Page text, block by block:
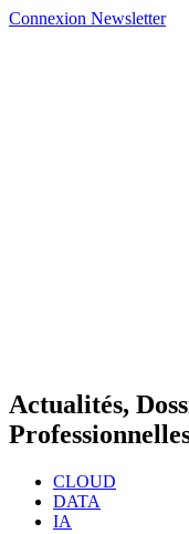
Connexion Newsletter
Actualités,
CLOUD
DATA
IA